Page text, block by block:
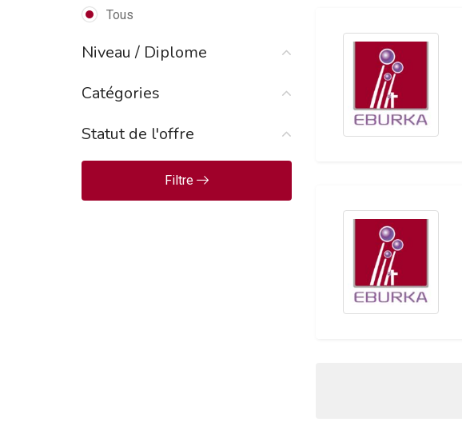
Généraliste
Génie Mécanique et Productique
Informatique (1)
Tous
Niveau / Diplome
Catégories
Statut de l'offre
Filtre